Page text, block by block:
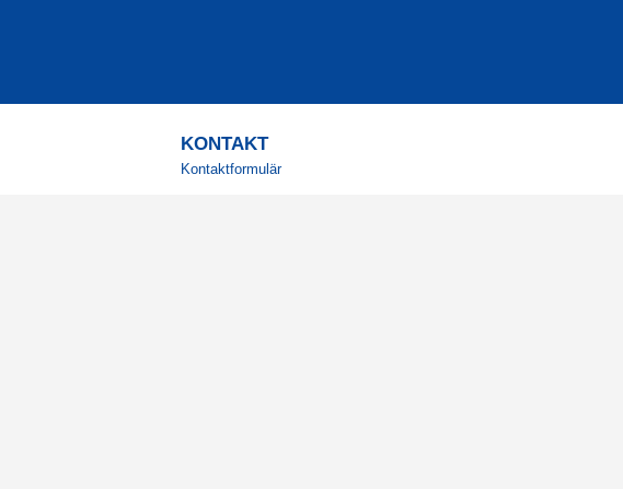
KONTAKT
Kontaktformulär